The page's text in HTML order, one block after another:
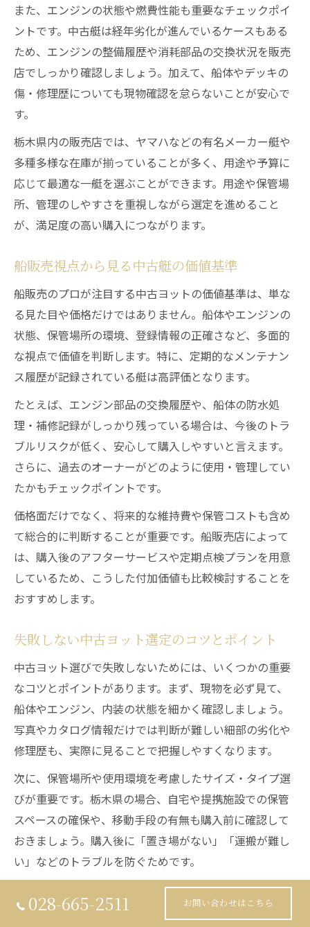
また、エンジンの状態や燃費性能も重要なチェックポイ
ントです。中古艇は経年劣化が進んでいるケースもある
ため、エンジンの整備履歴や消耗部品の交換状況を販売
店でしっかり確認しましょう。加えて、船体やデッキの
傷・修理歴についても現物確認を怠らないことが安心で
す。
栃木県内の販売店では、ヤマハなどの有名メーカー艇や
多種多様な在庫が揃っていることが多く、用途や予算に
応じて最適な一艇を選ぶことができます。用途や保管場
所、管理のしやすさを重視しながら選定を進めること
が、満足度の高い購入につながります。
船販売視点から見る中古艇の価値基準
船販売のプロが注目する中古ヨットの価値基準は、単な
る見た目や価格だけではありません。船体やエンジンの
状態、保管場所の環境、登録情報の正確さなど、多面的
な視点で価値を判断します。特に、定期的なメンテナン
ス履歴が記録されている艇は高評価となります。
たとえば、エンジン部品の交換履歴や、船体の防水処
理・補修記録がしっかり残っている場合は、今後のトラ
ブルリスクが低く、安心して購入しやすいと言えます。
さらに、過去のオーナーがどのように使用・管理してい
たかもチェックポイントです。
価格面だけでなく、将来的な維持費や保管コストも含め
て総合的に判断することが重要です。船販売店によって
は、購入後のアフターサービスや定期点検プランを用意
しているため、こうした付加価値も比較検討することを
おすすめします。
失敗しない中古ヨット選定のコツとポイント
中古ヨット選びで失敗しないためには、いくつかの重要
なコツとポイントがあります。まず、現物を必ず見て、
船体やエンジン、内装の状態を細かく確認しましょう。
写真やカタログ情報だけでは判断が難しい細部の劣化や
修理歴も、実際に見ることで把握しやすくなります。
次に、保管場所や使用環境を考慮したサイズ・タイプ選
びが重要です。栃木県の場合、自宅や提携施設での保管
スペースの確保や、移動手段の有無も購入前に確認して
おきましょう。購入後に「置き場がない」「運搬が難し
い」などのトラブルを防ぐためです。
最後に、販売店のサポート体制やアフターサービスの有
無も確認しましょう。万が一の故障時やメンテナンス時
028-665-2511 お問い合わせはこちら